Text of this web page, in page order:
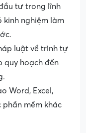
tư trong lĩnh
kinh nghiệm làm
luật về trình tự
quy hoạch đến
Word, Excel,
phần mềm khác